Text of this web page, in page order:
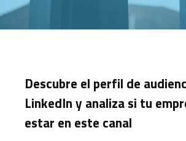
Descubre el perfil de
LinkedIn y analiza si tu
estar en este canal